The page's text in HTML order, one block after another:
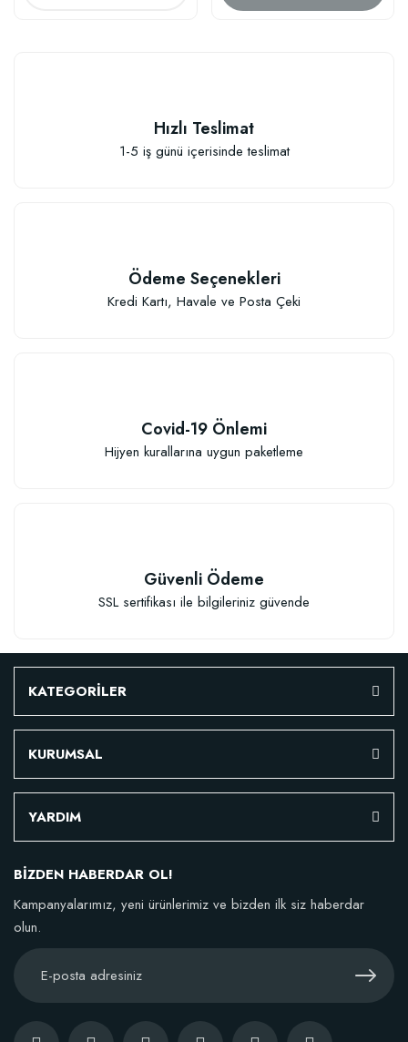
Hızlı Teslimat
1-5 iş günü içerisinde teslimat
Ödeme Seçenekleri
Kredi Kartı, Havale ve Posta Çeki
Covid-19 Önlemi
Hijyen kurallarına uygun paketleme
Güvenli Ödeme
SSL sertifikası ile bilgileriniz güvende
KATEGORİLER
KURUMSAL
YARDIM
BİZDEN HABERDAR OL!
Kampanyalarımız, yeni ürünlerimiz ve bizden ilk siz haberdar
olun.